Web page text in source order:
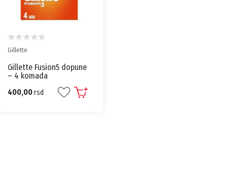
Gillette
Gillette Fusion5 dopune
– 4 komada
400,00rsd